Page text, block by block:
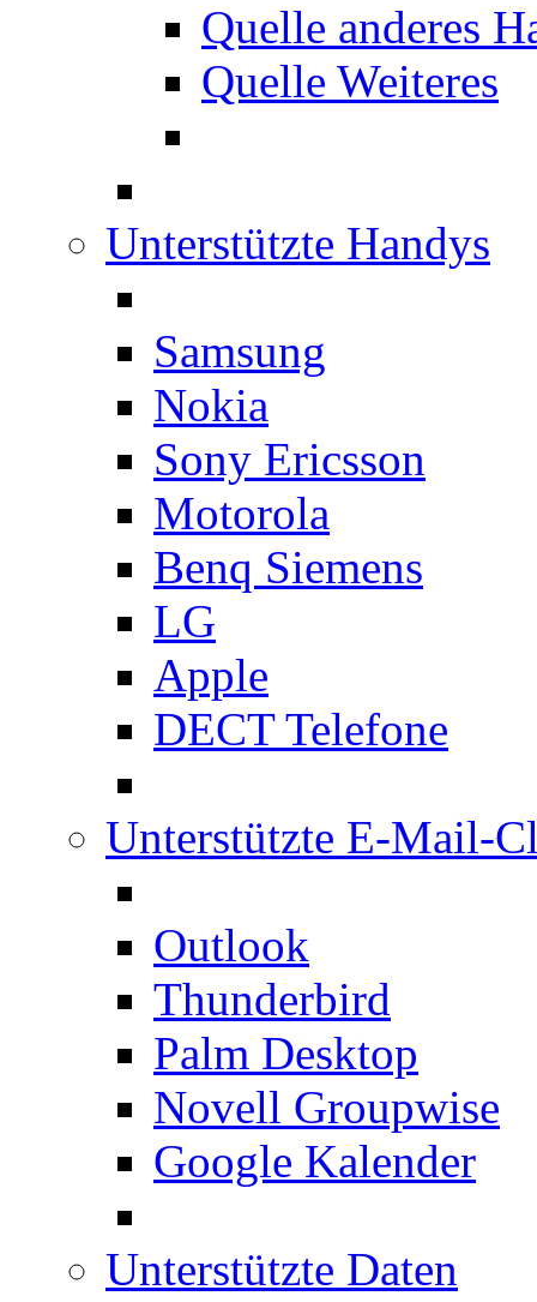
Quelle anderes
Quelle Weiteres
Unterstützte Handys
Samsung
Nokia
Sony Ericsson
Motorola
Benq Siemens
LG
Apple
DECT Telefone
Unterstützte E-Mail-
Outlook
Thunderbird
Palm Desktop
Novell Groupwise
Google Kalender
Unterstützte Daten